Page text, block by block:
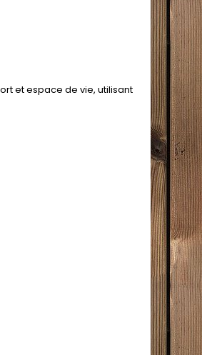
et espace de vie, utilisant